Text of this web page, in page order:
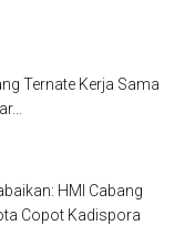
Ternate Kerja Sama
HMI Cabang
Copot Kadispora